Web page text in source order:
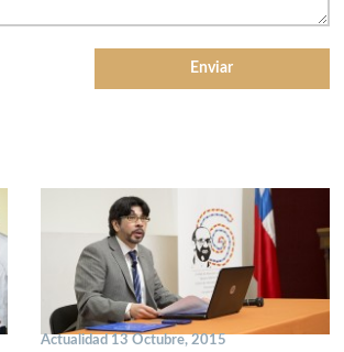
Actualidad 13 Octubre, 2015